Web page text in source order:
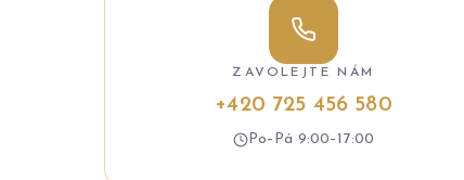
ZAVOLEJTE NÁM
+420 725 456 580
Po–Pá 9:00–17:00